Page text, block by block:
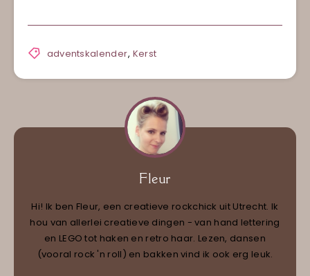
adventskalender, Kerst
Fleur
Hi! Ik ben Fleur, een creatieve rockchick uit Utrecht. Ik
hou van allerlei creatieve dingen - van hand lettering
en LEGO tot haken en retro haar. Lezen, dansen
(vooral rock 'n roll) en bakken vind ik ook erg leuk.